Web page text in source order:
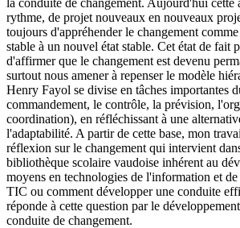
la conduite de changement. Aujourd'hui cette
rythme, de projet nouveaux en nouveaux
toujours d'appréhender le changement
stable à un nouvel état stable. Cet état de fait
d'affirmer que le changement est devenu
surtout nous amener à repenser le modèle
Henry Fayol se divise en tâches importantes
commandement, le contrôle, la prévision,
coordination), en réfléchissant à une
l'adaptabilité. A partir de cette base, mon
réflexion sur le changement qui intervient
bibliothèque scolaire vaudoise inhérent au
moyens en technologies de l'information et
TIC ou comment développer une conduite
réponde à cette question par le
conduite de changement.